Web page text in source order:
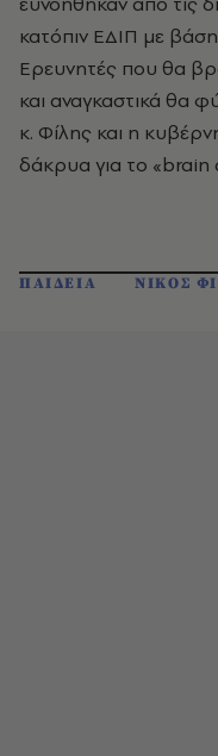
κατόπιν ΕΔΙΠ με
Ερευνητές που θα
και αναγκαστικά θα
κ. Φίλης και η
δάκρυα για το «brain
ΠΑΙΔΕΙΑ ΝΙΚΟΣ